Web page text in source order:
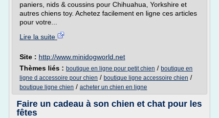
paniers, nids & coussins pour Chihuahua, Yorkshire et
autres chiens toy. Achetez facilement en ligne ces articles
pour votre...
Lire la suite
Site : http://www.minidogworld.net
Thèmes liés : boutique en ligne pour petit chien / boutique en
ligne d accessoire pour chien / boutique ligne accessoire chien /
boutique ligne chien / acheter un chien en ligne
Faire un cadeau à son chien et chat pour les
fêtes